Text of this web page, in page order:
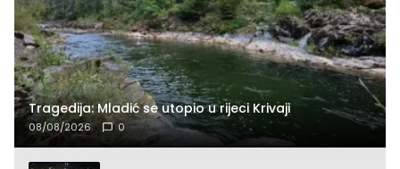
Tragedija: Mladić se utopio u rijeci Krivaji
08/08/2026 0